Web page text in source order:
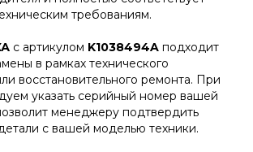
требованиям.
с артикулом K1038494A подходит
в рамках технического
восстановительного ремонта. При
указать серийный номер вашей
менеджеру подтвердить
с вашей моделью техники.